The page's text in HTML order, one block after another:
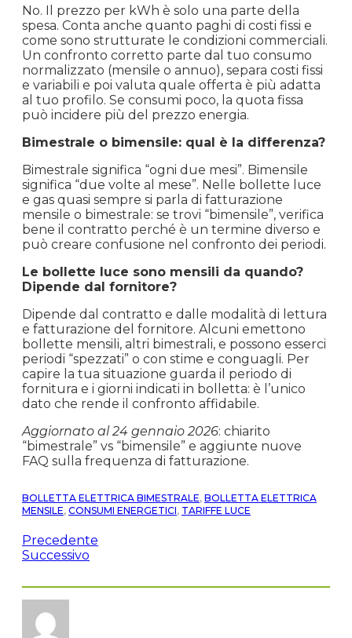
No. Il prezzo per kWh è solo una parte della
spesa. Conta anche quanto paghi di costi fissi e
come sono strutturate le condizioni commerciali.
Un confronto corretto parte dal tuo consumo
normalizzato (mensile o annuo), separa costi fissi
e variabili e poi valuta quale offerta è più adatta
al tuo profilo. Se consumi poco, la quota fissa
può incidere più del prezzo energia.
Bimestrale o bimensile: qual è la differenza?
Bimestrale significa “ogni due mesi”. Bimensile
significa “due volte al mese”. Nelle bollette luce
e gas quasi sempre si parla di fatturazione
mensile o bimestrale: se trovi “bimensile”, verifica
bene il contratto perché è un termine diverso e
può creare confusione nel confronto dei periodi.
Le bollette luce sono mensili da quando?
Dipende dal fornitore?
Dipende dal contratto e dalle modalità di lettura
e fatturazione del fornitore. Alcuni emettono
bollette mensili, altri bimestrali, e possono esserci
periodi “spezzati” o con stime e conguagli. Per
capire la tua situazione guarda il periodo di
fornitura e i giorni indicati in bolletta: è l’unico
dato che rende il confronto affidabile.
Aggiornato al 24 gennaio 2026: chiarito
“bimestrale” vs “bimensile” e aggiunte nuove
FAQ sulla frequenza di fatturazione.
BOLLETTA ELETTRICA BIMESTRALE, BOLLETTA ELETTRICA
MENSILE, CONSUMI ENERGETICI, TARIFFE LUCE
Precedente
Successivo